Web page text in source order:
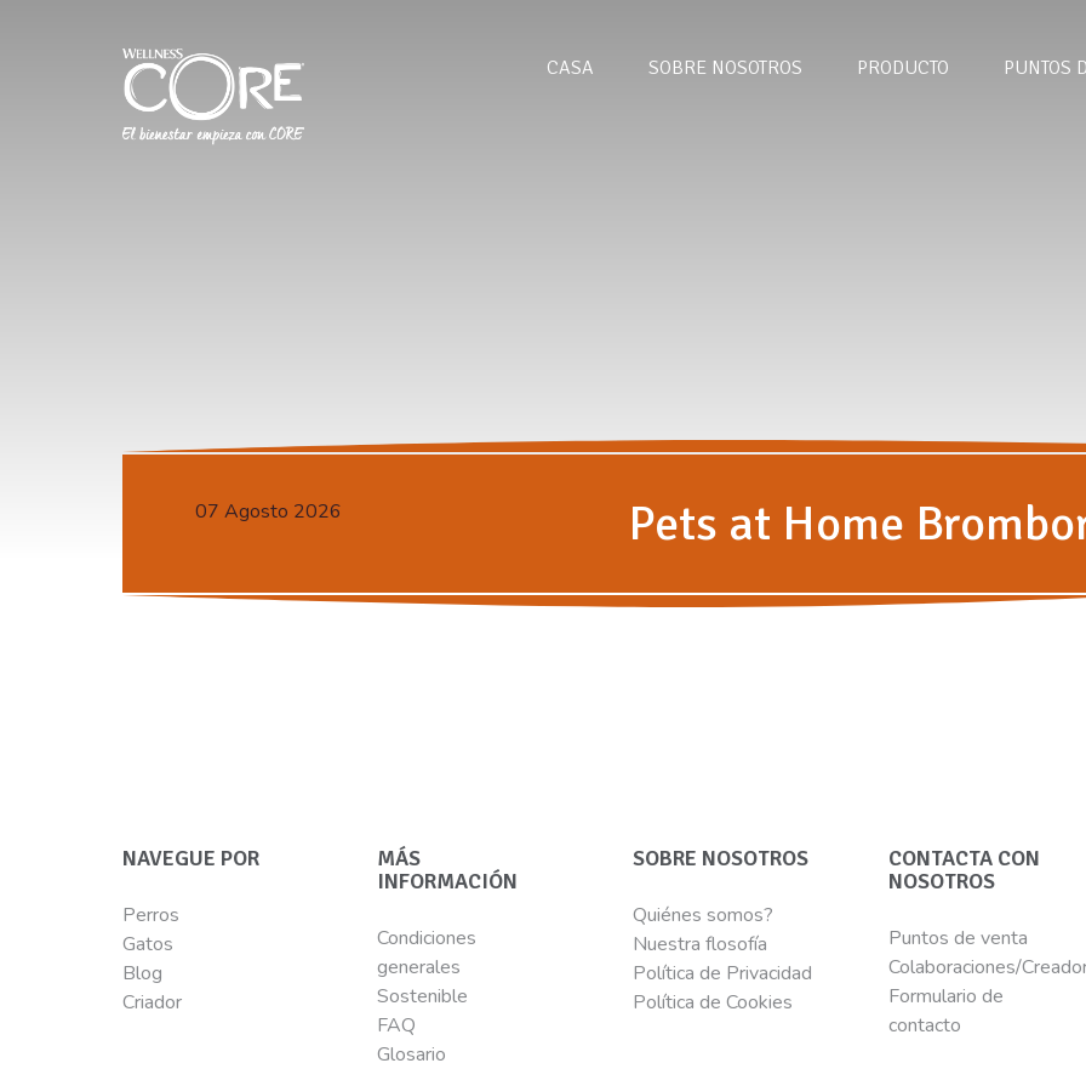
CASA SOBRE NOSOTROS PRODUCTO PUNTOS
07 Agosto 2026 Pets at Home
NAVEGUE POR
Perros
Gatos
Blog
Criador
MÁS
INFORMACIÓN
Condiciones
generales
Sostenible
FAQ
Glosario
SOBRE NOSOTROS
Quiénes somos?
Nuestra flosofía
Política de Privacidad
Política de Cookies
CONTACTA CON
NOSOTROS
Puntos de venta
Colaboraciones/
Formulario de
contacto